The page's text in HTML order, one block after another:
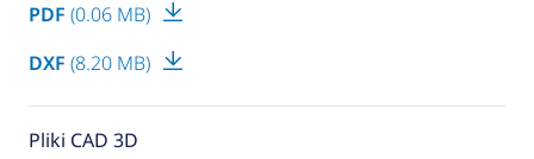
PDF (0.06 MB)
DXF (8.20 MB)
Pliki CAD 3D